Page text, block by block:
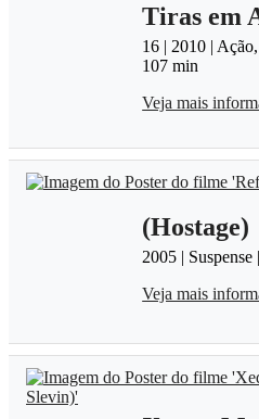
Tiras em
16 | 2010 |
107 min
Veja mais
(Hostage)
2005 |
Veja mais